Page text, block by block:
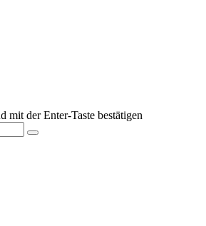
mit der Enter-Taste bestätigen